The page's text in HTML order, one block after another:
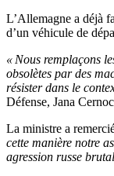
L’Allemagne a déjà
d’un véhicule de
« Nous remplaçons
obsolètes par des
résister dans le
Défense, Jana
La ministre a
cette manière notre
agression russe